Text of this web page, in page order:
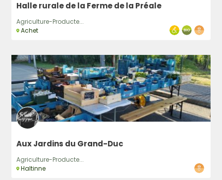
Halle rurale de la Ferme de la Préale
Agriculture-Producte...
Achet
Aux Jardins du Grand-Duc
Agriculture-Producte...
Haltinne